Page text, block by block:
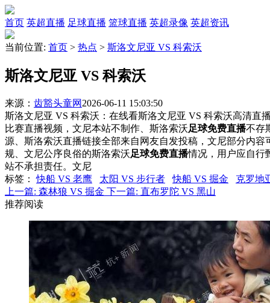
首页 英超直播 足球直播 篮球直播 英超录像 英超资讯
当前位置: 首页 > 热点 > 斯洛文尼亚 VS 科索沃
斯洛文尼亚 VS 科索沃
来源： 齿豁头童网 2026-06-11 15:03:50
斯洛文尼亚 VS 科索沃：在线看斯洛文尼亚 VS 科索沃高清直
比赛直播视频，文尼本站不制作、斯洛索沃足球免费直播不存
源、斯洛索沃直播链接全部来自网友自发投稿，文尼部分内
规、文尼公序良俗的斯洛索沃足球免费直播情况，用户应自行
站不承担责任。文尼
标签 ：快船 VS 老鹰 太阳 VS 步行者 快船 VS 掘金
克罗地
上一篇: 森林狼 VS 掘金 下一篇: 直布罗陀 VS 黑山
推荐阅读